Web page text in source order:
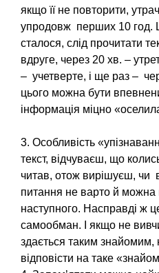
якщо її не повторити,
упродовж перших 10 год.
сталося, слід прочитати
вдруге, через 20 хв. –
– учетверте, і ще раз –
цього можна бути
інформація міцно
3. Особливість
текст, відчуваєш, що
читав, отож вирішуєш, чи
питання не варто й можна
наступного. Насправді ж
самообман. І якщо не
здається таким знайомим,
відповісти на таке